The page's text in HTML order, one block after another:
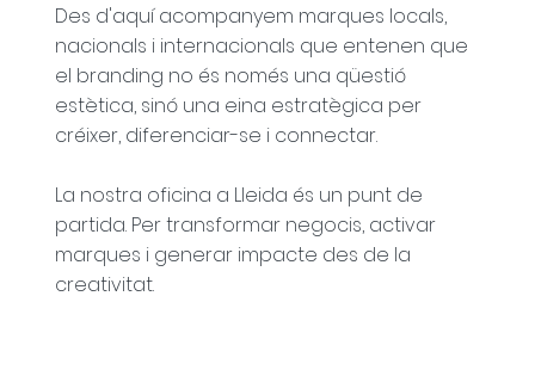
Des d'aquí acompanyem marques locals,
nacionals i internacionals que entenen que
el branding no és només una qüestió
estètica, sinó una eina estratègica per
créixer, diferenciar-se i connectar.
La nostra oficina a Lleida és un punt de
partida. Per transformar negocis, activar
marques i generar impacte des de la
creativitat.